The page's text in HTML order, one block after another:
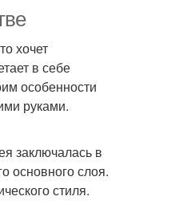
хочет
в себе
особенности
руками.
заключалась в
основного слоя.
стиля.